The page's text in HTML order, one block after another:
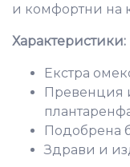
и комфортни на
Характеристики:
Екстра
Превенция
Подобрена
Здрави и